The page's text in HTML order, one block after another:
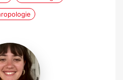
Kahina
Guillard